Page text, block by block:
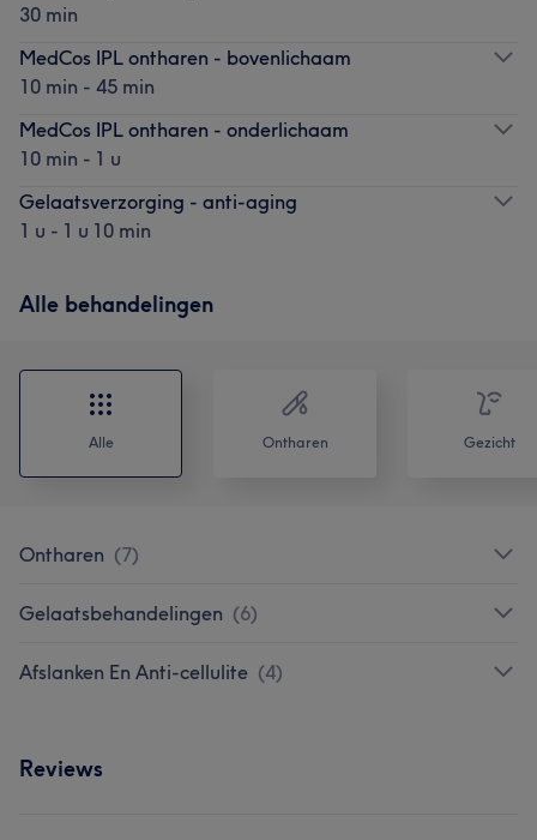
30 min
MedCos IPL ontharen - bovenlichaam
10 min - 45 min
MedCos IPL ontharen - onderlichaam
10 min - 1 u
Gelaatsverzorging - anti-aging
1 u - 1 u 10 min
Alle behandelingen
Alle Ontharen Gezicht
Ontharen (7)
Gelaatsbehandelingen (6)
Afslanken En Anti-cellulite (4)
Reviews